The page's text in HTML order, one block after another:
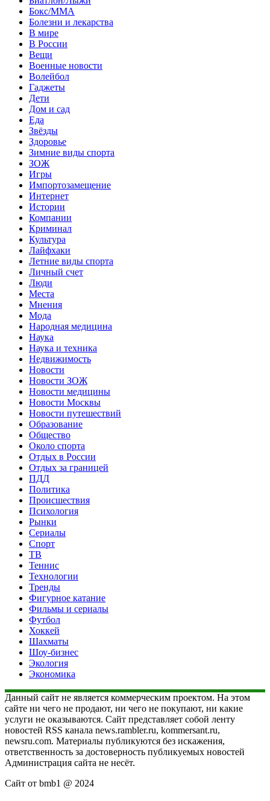
Бокс/MMA
Болезни и лекарства
В мире
В России
Вещи
Военные новости
Волейбол
Гаджеты
Дети
Дом и сад
Еда
Звёзды
Здоровье
Зимние виды спорта
ЗОЖ
Игры
Импортозамещение
Интернет
Истории
Компании
Криминал
Культура
Лайфхаки
Летние виды спорта
Личный счет
Люди
Места
Мнения
Мода
Народная медицина
Наука
Наука и техника
Недвижимость
Новости
Новости ЗОЖ
Новости медицины
Новости Москвы
Новости путешествий
Образование
Общество
Около спорта
Отдых в России
Отдых за границей
ПДД
Политика
Происшествия
Психология
Рынки
Сериалы
Спорт
ТВ
Теннис
Технологии
Тренды
Фигурное катание
Фильмы и сериалы
Футбол
Хоккей
Шахматы
Шоу-бизнес
Экология
Экономика
Данный сайт не является коммерческим проектом. На этом
сайте ни чего не продают, ни чего не покупают, ни какие
услуги не оказываются. Сайт представляет собой ленту
новостей RSS канала news.rambler.ru, kommersant.ru,
newsru.com. Материалы публикуются без искажения,
ответственность за достоверность публикуемых новостей
Администрация сайта не несёт.
Сайт от bmb1 @ 2024